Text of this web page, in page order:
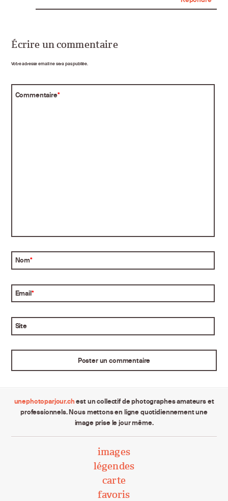
Écrire un commentaire
Votre adresse email ne sera pas publiée.
Commentaire*
Nom*
Email*
Site
unephotoparjour.chest un collectif de photographes amateurs et
professionnels. Nous mettons en ligne quotidiennement une
image prise le jour même.
images
légendes
carte
favoris